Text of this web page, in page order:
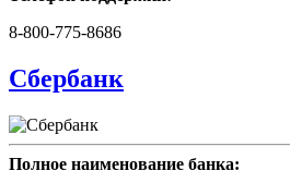
8-800-775-8686
Сбербанк
Полное наименование банка: